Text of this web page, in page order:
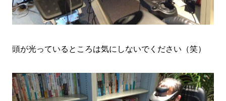
頭が光っているところは気にしないでください（笑）